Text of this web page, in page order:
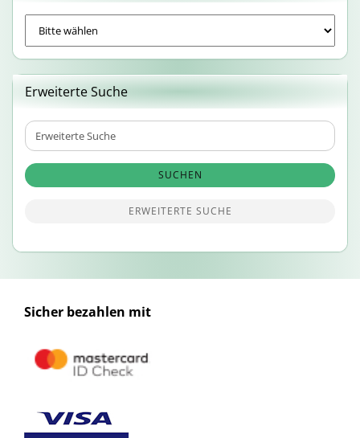
Erweiterte Suche
Erweiterte
Suche
SUCHEN
ERWEITERTE SUCHE
Sicher bezahlen mit